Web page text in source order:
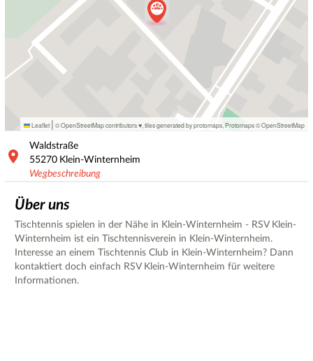
Leaflet | © OpenStreetMap contributors ♥, tiles generated by protomaps Protomaps©OpenStreetMap
Waldstraße
55270 Klein-Winternheim
Wegbeschreibung
Über uns
Tischtennis spielen in der Nähe in Klein-Winternheim - RSV Klein-
Winternheim ist ein Tischtennisverein in Klein-Winternheim.
Interesse an einem Tischtennis Club in Klein-Winternheim? Dann
kontaktiert doch einfach RSV Klein-Winternheim für weitere
Informationen.